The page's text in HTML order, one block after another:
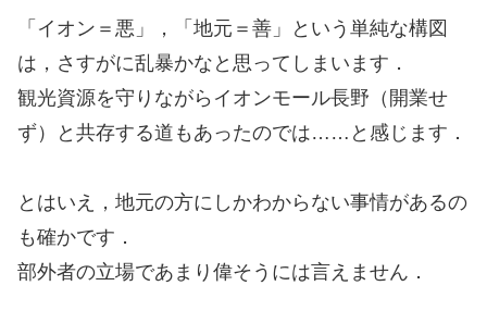
「イオン＝悪」，「地元＝善」という単純な構図
は，さすがに乱暴かなと思ってしまいます．
観光資源を守りながらイオンモール長野（開業せ
ず）と共存する道もあったのでは……と感じます．
とはいえ，地元の方にしかわからない事情があるの
も確かです．
部外者の立場であまり偉そうには言えません．